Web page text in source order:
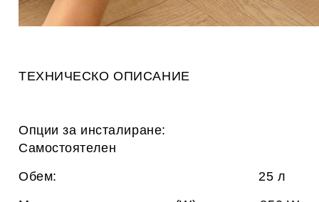
ТЕХНИЧЕСКО ОПИСАНИЕ
Опции за инсталиране:
Самостоятелен
Обем: 25 л